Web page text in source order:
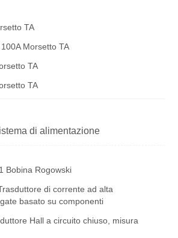
TA
Morsetto TA
TA
TA
di alimentazione
Bobina Rogowski
di corrente ad alta
basato su componenti
Hall a circuito chiuso, misura